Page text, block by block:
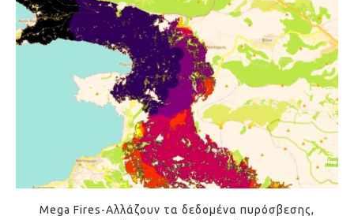
Mega Fires-Αλλάζουν τα δεδομένα πυρόσβεσης,